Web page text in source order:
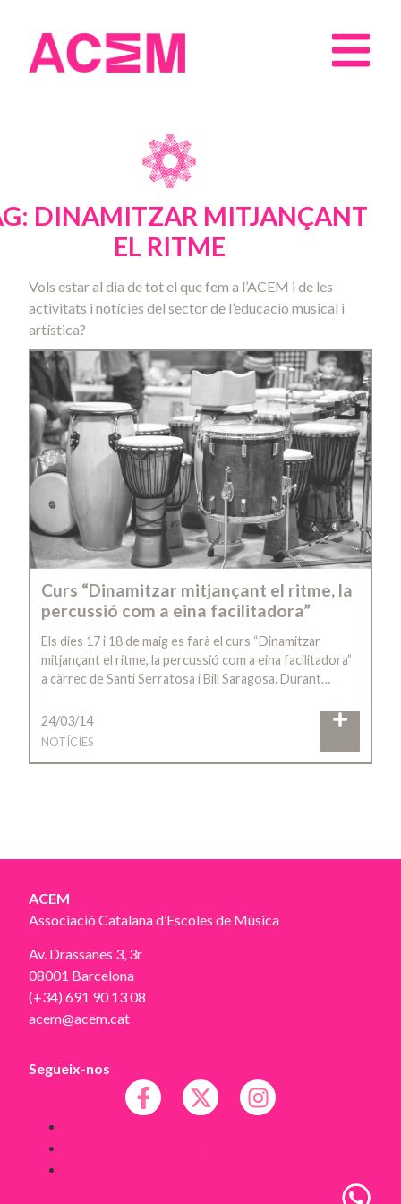
DINAMITZAR MITJANÇANT
EL RITME
Vols estar al dia de tot el que fem a l’ACEM i de les
activitats i notícies del sector de l’educació musical i
artística?
Curs “Dinamitzar mitjançant el ritme, la
percussió com a eina facilitadora”
Els dies 17 i 18 de maig es farà el curs “Dinamitzar
mitjançant el ritme, la percussió com a eina facilitadora”
a càrrec de Santi Serratosa i Bill Saragosa. Durant…
24/03/14
NOTÍCIES
ACEM
Associació Catalana d’Escoles de Música
Av. Drassanes 3, 3r
08001 Barcelona
(+34) 691 90 13 08
acem@acem.cat
Segueix-nos